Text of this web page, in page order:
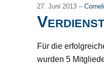
27. Juni 2013 –
Für die
wurden 5